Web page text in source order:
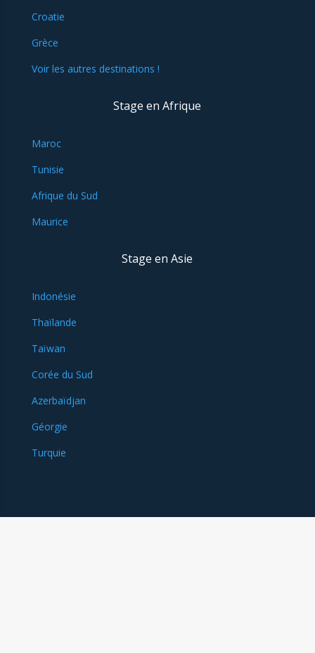
Croatie
Grèce
Voir les autres destinations !
Stage en Afrique
Maroc
Tunisie
Afrique du Sud
Maurice
Stage en Asie
Indonésie
Thaïlande
Taïwan
Corée du Sud
Azerbaïdjan
Géorgie
Turquie